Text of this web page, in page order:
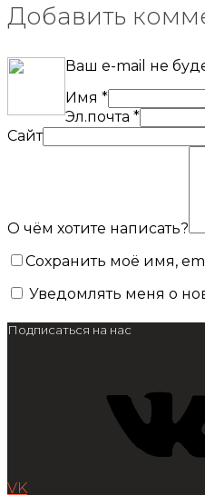
Добавить
Ваш e-mail не
Имя *
Эл.почта *
Сайт
О чём хотите написать?
Сохранить моё имя,
Уведомлять меня о
Подписаться на нас
VK